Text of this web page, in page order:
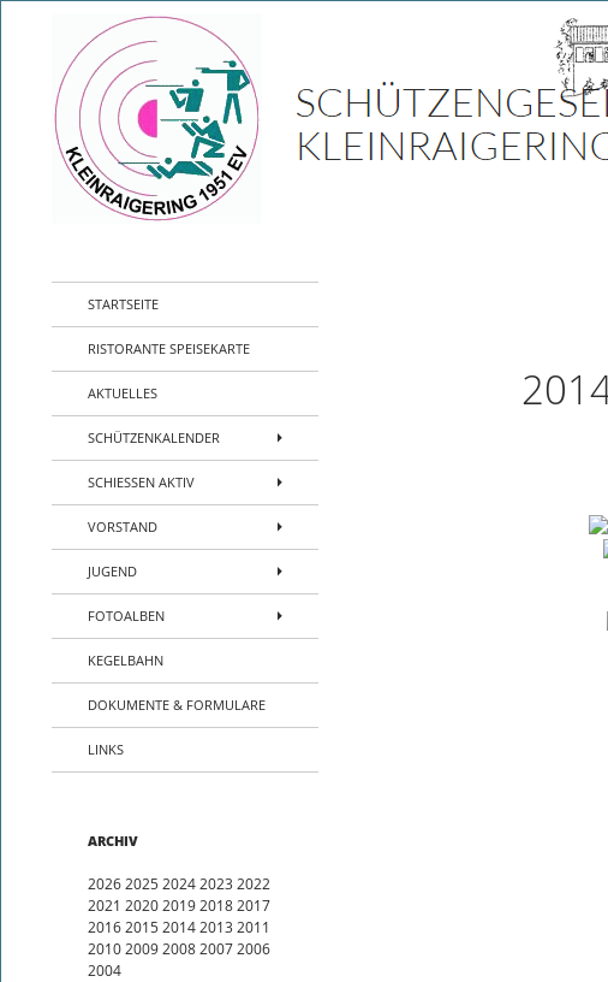
springen
Kleinraigering – Amberg –
STARTSEITE
RISTORANTE SPEISEKARTE
AKTUELLES
SCHÜTZENKALENDER
SCHIESSEN AKTIV
VORSTAND
JUGEND
FOTOALBEN
KEGELBAHN
DOKUMENTE & FORMULARE
LINKS
ARCHIV
2026 2025 2024 2023 2022
2021 2020 2019 2018 2017
2016 2015 2014 2013 2011
2010 2009 2008 2007 2006
2004